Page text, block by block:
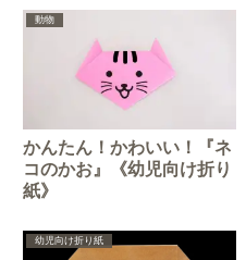
動物
かんたん！かわいい！『ネ
コのかお』《幼児向け折り
紙》
幼児向け折り紙